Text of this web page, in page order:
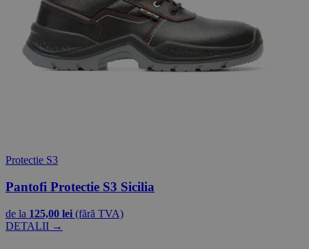
Protectie S3
Pantofi Protectie S3 Sicilia
de la 125,00 lei (fără TVA)
DETALII →